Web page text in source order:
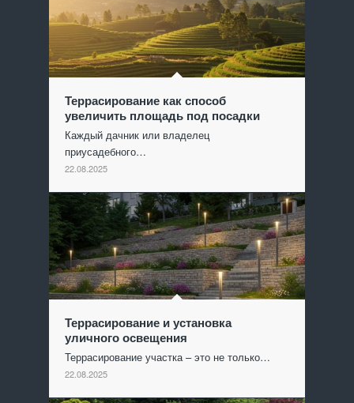
Террасирование как способ
увеличить площадь под посадки
Каждый дачник или владелец
приусадебного…
22.08.2025
Террасирование и установка
уличного освещения
Террасирование участка – это не только…
22.08.2025